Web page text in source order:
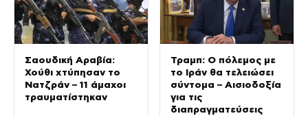
Σαουδική Αραβία:
Χούθι χτύπησαν το
Νατζράν – 11 άμαχοι
τραυματίστηκαν
Τραμπ: Ο πόλεμος με
το Ιράν θα τελειώσει
σύντομα – Αισιοδοξία
για τις
διαπραγματεύσεις